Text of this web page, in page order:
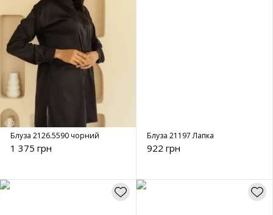
Блуза 2126.5590 чорний
1 375 грн
Блуза 21197 Лапка
922 грн